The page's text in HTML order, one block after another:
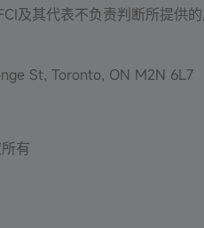
及其代表不负责判断所提
St, Toronto, ON M2N 6L7
有